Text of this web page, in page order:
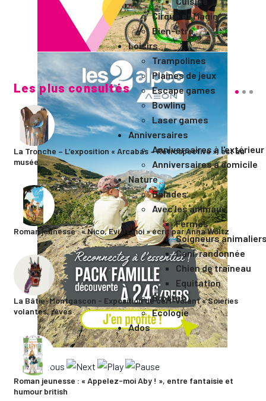
Cirque et Magie
Bien-être
Loisirs
Trampolines
Plaines de jeux
Escape games
Bowling
Laser games
Anniversaires
Anniversaires à l'extérieur
Anniversaires à domicile
Nature
Balades
Avec les animaux
Fermes
Soigneurs
Cani-randonnée
Chien de traîneau
Equitation
Grottes
Ecologie
Ados
Les plus consultés
La Tronche – L’exposition « Arcabas – Rétrospective », est au
musée ...
Roman jeunesse : « Nico, Evi et moi » écrit par Anna Woltz
La Bâtie-Montgascon - Exposition de cerf-volant « Soieries
volantes, rêves ...
Roman jeunesse : « Appelez-moi Aby ! », entre fantaisie et
humour british